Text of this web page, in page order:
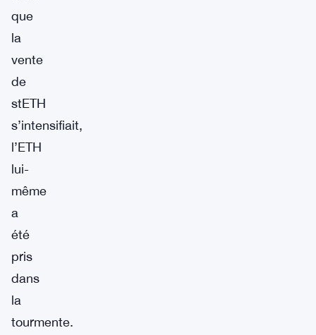
que
la
vente
de
stETH
s’intensifiait,
l’ETH
lui-
même
a
été
pris
dans
la
tourmente.